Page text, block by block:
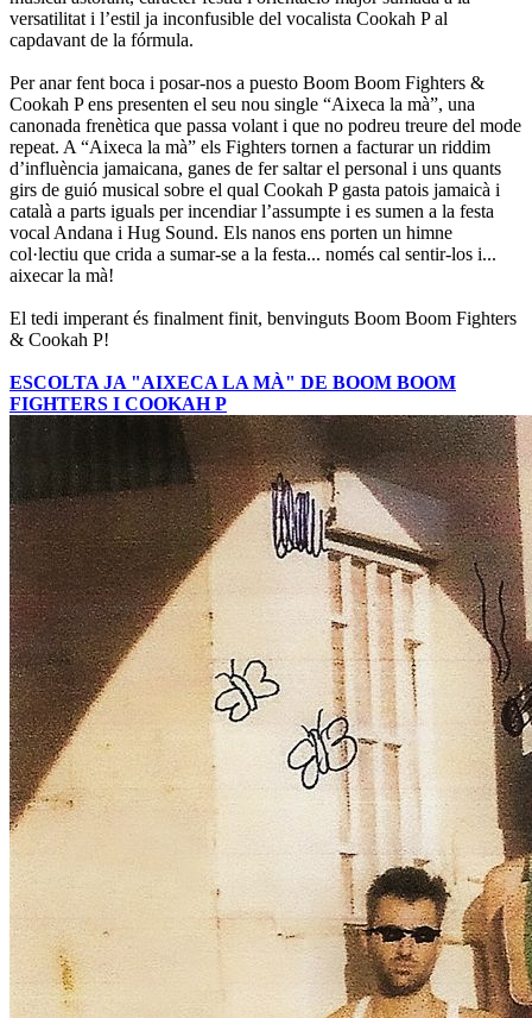
versatilitat i l’estil ja inconfusible del vocalista Cookah P al
capdavant de la fórmula.
Per anar fent boca i posar-nos a puesto Boom Boom Fighters &
Cookah P ens presenten el seu nou single “Aixeca la mà”, una
canonada frenètica que passa volant i que no podreu treure del mode
repeat. A “Aixeca la mà” els Fighters tornen a facturar un riddim
d’influència jamaicana, ganes de fer saltar el personal i uns quants
girs de guió musical sobre el qual Cookah P gasta patois jamaicà i
català a parts iguals per incendiar l’assumpte i es sumen a la festa
vocal Andana i Hug Sound. Els nanos ens porten un himne
col·lectiu que crida a sumar-se a la festa... només cal sentir-los i...
aixecar la mà!
El tedi imperant és finalment finit, benvinguts Boom Boom Fighters
& Cookah P!
ESCOLTA JA "AIXECA LA MÀ" DE BOOM BOOM
FIGHTERS I COOKAH P